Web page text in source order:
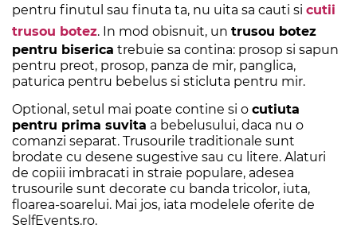
pentru finutul sau finuta ta, nu uita sa cauti si cutii
trusou botez. In mod obisnuit, un trusou botez
pentru biserica trebuie sa contina: prosop si sapun
pentru preot, prosop, panza de mir, panglica,
paturica pentru bebelus si sticluta pentru mir.
Optional, setul mai poate contine si o cutiuta
pentru prima suvita a bebelusului, daca nu o
comanzi separat. Trusourile traditionale sunt
brodate cu desene sugestive sau cu litere. Alaturi
de copiii imbracati in straie populare, adesea
trusourile sunt decorate cu banda tricolor, iuta,
floarea-soarelui. Mai jos, iata modelele oferite de
SelfEvents.ro.